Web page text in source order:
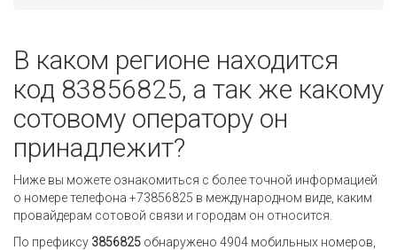
В каком регионе находится
код 83856825, а так же какому
сотовому оператору он
принадлежит?
Ниже вы можете ознакомиться с более точной информацией
о номере телефона +73856825 в международном виде, каким
провайдерам сотовой связи и городам он относится.
По префиксу 3856825 обнаружено 4904 мобильных номеров,